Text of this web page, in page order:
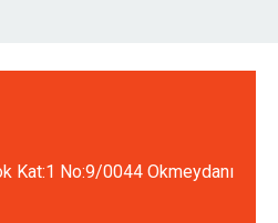
Kat:1 No:9/0044 Okmeydanı